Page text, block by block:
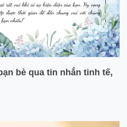
bè qua tin nhắn tinh tế,